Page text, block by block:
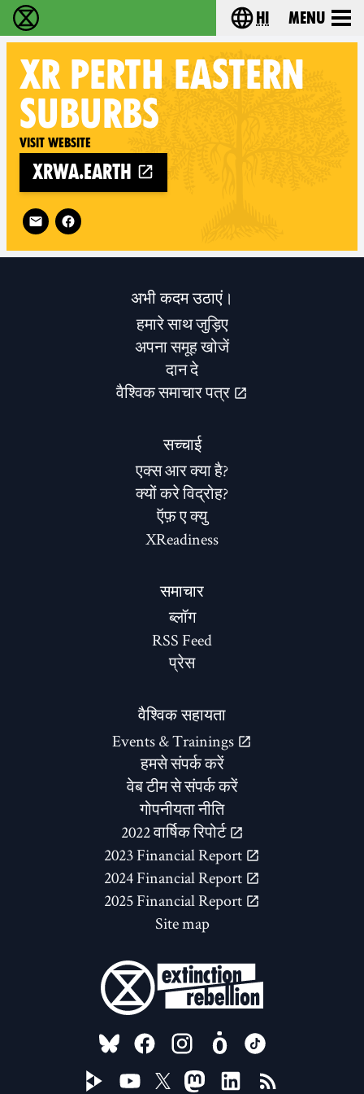
विलुप्ति विद्रोह - Home Choose your
hi Menu
XR PERTH EASTERN
SUBURBS
Visit website
xrwa.earth
Follow XR Perth Eastern Suburbs on
अभी कदम उठाएं।
हमारे साथ जुड़िए
अपना समूह खोजें
दान दे
वैश्विक समाचार पत्र
सच्चाई
एक्स आर क्या है?
क्यों करे विद्रोह?
ऍफ़ ए क्यु
XReadiness
समाचार
ब्लॉग
RSS Feed
प्रेस
वैश्विक सहायता
Events & Trainings
हमसे संपर्क करें
वेब टीम से संपर्क करें
गोपनीयता नीति
2022 वार्षिक रिपोर्ट
2023 Financial Report
2024 Financial Report
2025 Financial Report
Site map
FOLLOW US ON